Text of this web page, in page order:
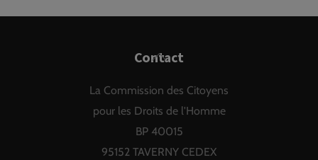
Back
Top
Contact
La Commission des Citoyens
pour les Droits de l'Homme
BP 40015
95152 TAVERNY CEDEX